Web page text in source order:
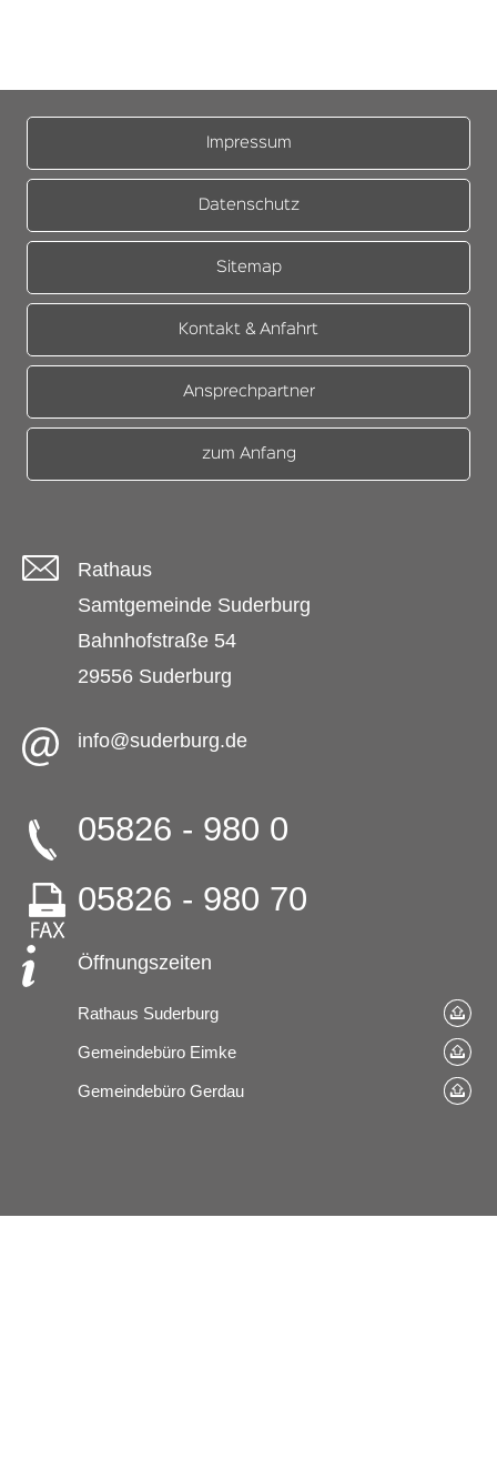
Impressum
Datenschutz
Sitemap
Kontakt & Anfahrt
Ansprechpartner
zum Anfang
Rathaus
Samtgemeinde Suderburg
Bahnhofstraße 54
29556 Suderburg
info@suderburg.de
05826 - 980 0
05826 - 980 70
Öffnungszeiten
Rathaus Suderburg
Gemeindebüro Eimke
Gemeindebüro Gerdau